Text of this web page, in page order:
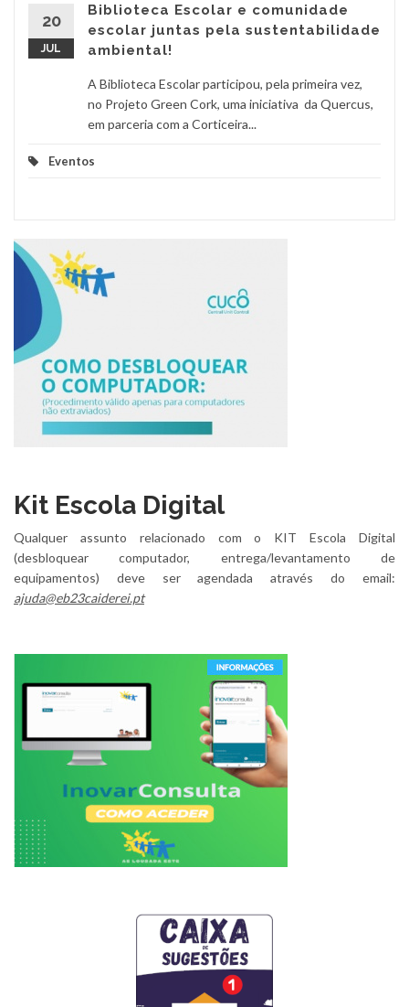
20
JUL
Biblioteca Escolar e comunidade
escolar juntas pela sustentabilidade
ambiental!
A Biblioteca Escolar participou, pela primeira vez,
no Projeto Green Cork, uma iniciativa da Quercus,
em parceria com a Corticeira...
Eventos
Kit Escola Digital
Qualquer assunto relacionado com o KIT Escola Digital
(desbloquear computador, entrega/levantamento de
equipamentos) deve ser agendada através do email:
ajuda@eb23caiderei.pt